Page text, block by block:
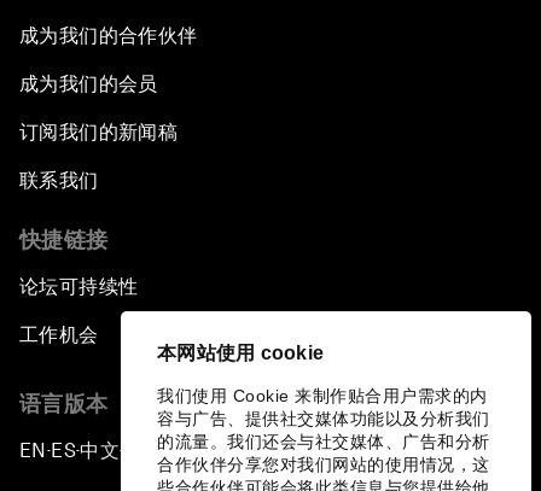
本网站使用 cookie
我们使用 Cookie 来制作贴合用户需求的内
容与广告、提供社交媒体功能以及分析我们
的流量。我们还会与社交媒体、广告和分析
合作伙伴分享您对我们网站的使用情况，这
成为我们的合作伙伴
成为我们的会员
订阅我们的新闻稿
联系我们
快捷链接
论坛可持续性
工作机会
语言版本
EN ▪ES▪中文▪ 日本語